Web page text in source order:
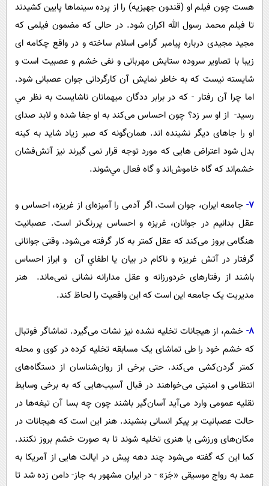
هست چون فیلم او (قندون جهیزیه) را از پرده سینماها پایین کشیدند
تا فیلم محمد رسول الله اکران شود. در حالی که مضمون فیلمی که
مجید مجیدی درباره پیامبر گرامی اسلام ساخته و در واقع چکامه ای
زیبا با تصاویر سروده ستایش مهربانی و نفی خشم و عصبیت است و
شایسته نیست که به خاطر نمایش آن کارگردانی جوان عصبانی شود.
اما چرا آن رفتار - كه در برابر ددگان ميهمانان ناشايست به نظر مي
رسيد- از او سر زد؟ چون احساس می‌کند به او جفا شده و لابد صدای
او را جاهای دیگر نشینده اند. همان‌گونه که صبر زیاد شاید به کینه
بدل شود اعتراض هایی که مورد توجه قرار نمی گیرند نیز آتش‌فشان
خشم‌اند كه گاه خاموش‌اند و گاه فعال مي‌شوند.
7- جامعه ایران، جوان است. اگر آدمی را آمیزه‌ای از غریزه، احساس و
عقل بدانیم در جوانان، غریزه و احساس پررنگ‌تر است. عصبانیت
هنگامی بروز می‌کند که عقل کمتر به کار گرفته می‌شود. وقتی جوانانی
گرفتار در آتش غریزه و ناکام در بیان يا اطفاي آن و ابراز احساس
باشند از رفتارهای خردورزانه و عقل مدارانه نشانی نمی‌ماند. هنر
مدیریت یک جامعه این است که این واقعیت را لحاظ کند.
8- خشم، از هیجانات تخلیه نشده نیز نشات می‌گیرد. تماشاگر فوتبال
که خشم خود را طی تماشای یک مسابقه تخلیه کرده در کوی و محله
کمتر گردن‌کشی می‌کند. حتی برخی از روان‌شناسان از دستگاه‌های
انتظامی و امنیتی می‌خواهند در قبال آسیب‌هایی که به برخی وسایط
نقلیه عمومی وارد می‌آید آسان‌گیر باشند چون چه بسا آن تیغه‌ها در
حالت عصبانیت بر پیکر انسانی بنشیند. هنر این است که هیجانات در
مکان‌های ورزشی یا هنری تخلیه شوند تا به صورت خشم بروز نکنند.
کما این که گفته می‌شود چند دهه پیش در ایالت هایی از آمریکا به
عمد به رواج موسیقی «جَز» - در ایران مشهور به جاز- دامن زده شد تا